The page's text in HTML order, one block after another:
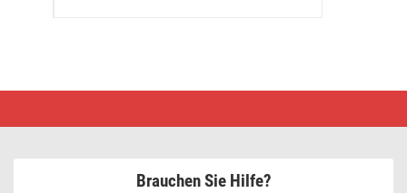
E0531
Brauchen Sie Hilfe?